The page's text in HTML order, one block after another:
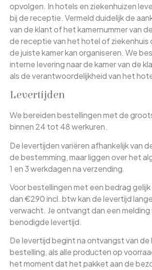
opvolgen. In hotels en ziekenhuizen
bij de receptie. Vermeld duidelijk de
van de klant of het kamernummer van
de receptie van het hotel of ziekenhuis
de juiste kamer kan organiseren. We
interne levering naar de kamer van de
als de verantwoordelijkheid van het
Levertijden
We bereiden bestellingen met de
binnen 24 tot 48 werkuren.
De levertijden variëren afhankelijk van
de bestemming, maar liggen over het
1 en 3 werkdagen na verzending.
Voor bestellingen met een bedrag
dan €290 incl. btw kan de levertijd
verwacht. Je ontvangt dan een
benodigde levertijd.
De levertijd begint na ontvangst van de
bestelling, als alle producten op
het moment dat het pakket aan de